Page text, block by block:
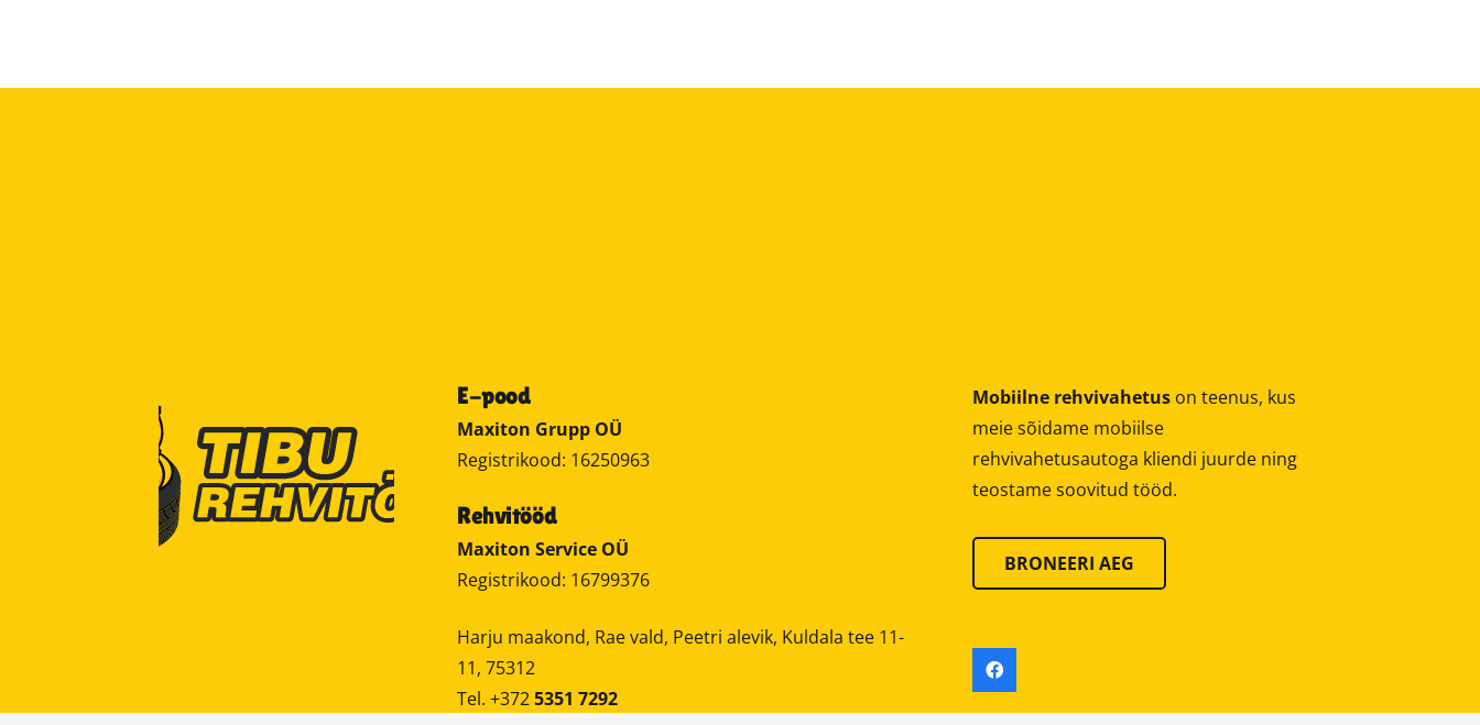
E-pood
Maxiton Grupp OÜ
Registrikood: 16250963
Rehvitööd
Maxiton Service OÜ
Registrikood: 16799376
Harju maakond, Rae vald, Peetri alevik, Kuldala tee 11-
11, 75312
Tel. +3725351 7292
Mobiilne rehvivahetus on teenus, kus
meie sõidame mobiilse
rehvivahetusautoga kliendi juurde ning
teostame soovitud tööd.
BRONEERI AEG